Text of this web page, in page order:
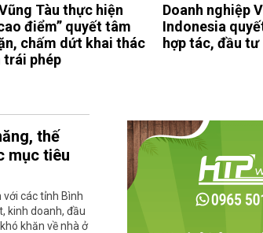
Tàu thực hiện
điểm” quyết tâm
chấm dứt khai thác
trái phép
Doanh nghiệp
Indonesia
hợp tác, đầu tư
thế
mục tiêu
các tỉnh Bình
kinh doanh, đầu
khăn về nhà ở